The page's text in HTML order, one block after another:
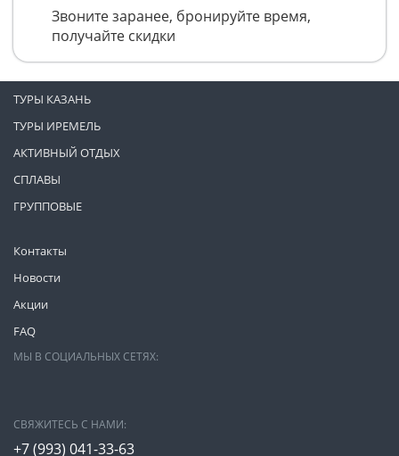
Звоните заранее, бронируйте время,
получайте скидки
Контакты
Новости
Акции
FAQ
ТУРЫ КАЗАНЬ
ТУРЫ ИРЕМЕЛЬ
АКТИВНЫЙ ОТДЫХ
СПЛАВЫ
ГРУППОВЫЕ
МЫ В СОЦИАЛЬНЫХ СЕТЯХ:
СВЯЖИТЕСЬ С НАМИ:
+7 (993) 041-33-63